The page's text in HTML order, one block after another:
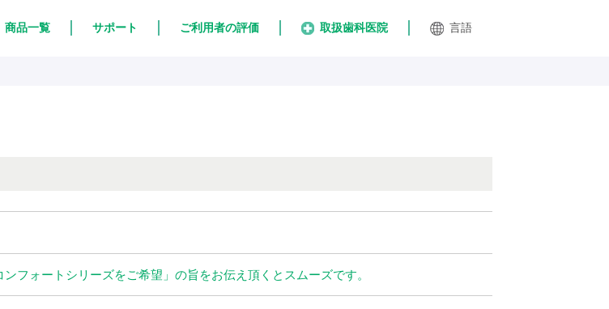
商品一覧 サポート ご利用者の評価 取扱歯科医院 言語
フォートシリーズをご希望」の旨をお伝え頂くとスムーズです。